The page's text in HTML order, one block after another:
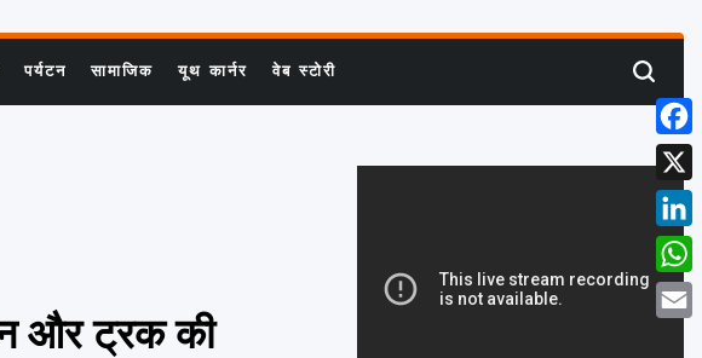
पर्यटन सामाजिक यूथ कार्नर वेब स्टोरी Search
और ट्रक की
X